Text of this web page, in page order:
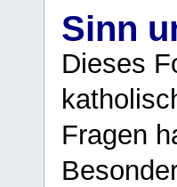
Sinn
Dieses
Fragen